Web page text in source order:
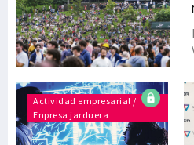
Actividad empresarial /
Enpresa jarduera